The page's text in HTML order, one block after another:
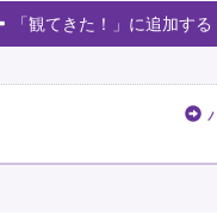
「観てきた！」に追加する